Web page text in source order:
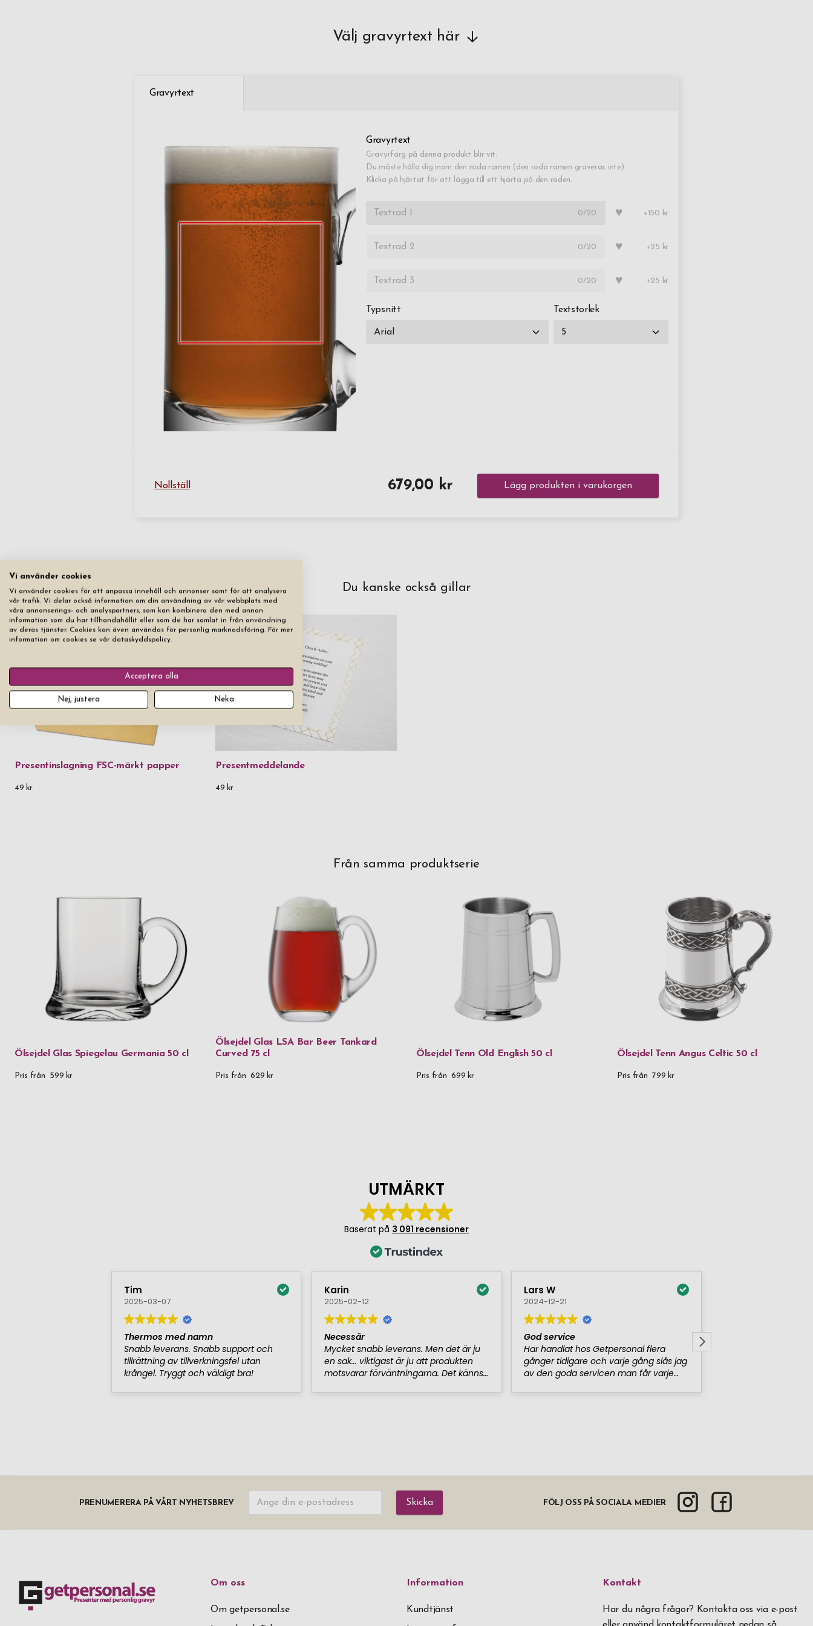
Välj gravyrtext här
Gravyrtext
Gravyrtext
Gravyrfärg på denna produkt blir vit.
Du måste hålla dig inom den röda ramen (den röda ramen graveras inte).
Klicka på hjärtat för att lägga till ett hjärta på den raden.
0/20 ♥ +150 kr
0/20 ♥ +25 kr
0/20 ♥ +25 kr
Typsnitt Textstorlek
Nollställ 679,00 kr Lägg produkten i varukorgen
Du kanske också gillar
Presentinslagning FSC-märkt papper
49 kr
Presentmeddelande
49 kr
Från samma produktserie
Ölsejdel Glas Spiegelau Germania 50 cl
Pris från 599 kr
Ölsejdel Glas LSA Bar Beer Tankard
Curved 75 cl
Pris från 629 kr
Ölsejdel Tenn Old English 50 cl
Pris från 699 kr
Ölsejdel Tenn Angus Celtic 50 cl
Pris från 799 kr
PRENUMERERA PÅ VÅRT NYHETSBREV Skicka FÖLJ OSS PÅ SOCIALA MEDIER
Om oss
Om getpersonal.se
Information
Kundtjänst
Kontakt
Har du några frågor? Kontakta oss via e-post
Vi använder cookies
Vi använder cookies för att anpassa innehåll och annonser samt för att analysera
vår trafik. Vi delar också information om din användning av vår webbplats med
våra annonserings- och analyspartners, som kan kombinera den med annan
information som du har tillhandahållit eller som de har samlat in från användning
av deras tjänster. Cookies kan även användas för personlig marknadsföring. För mer
information om cookies se vår dataskyddspolicy.
Acceptera alla
Nej, justera Neka